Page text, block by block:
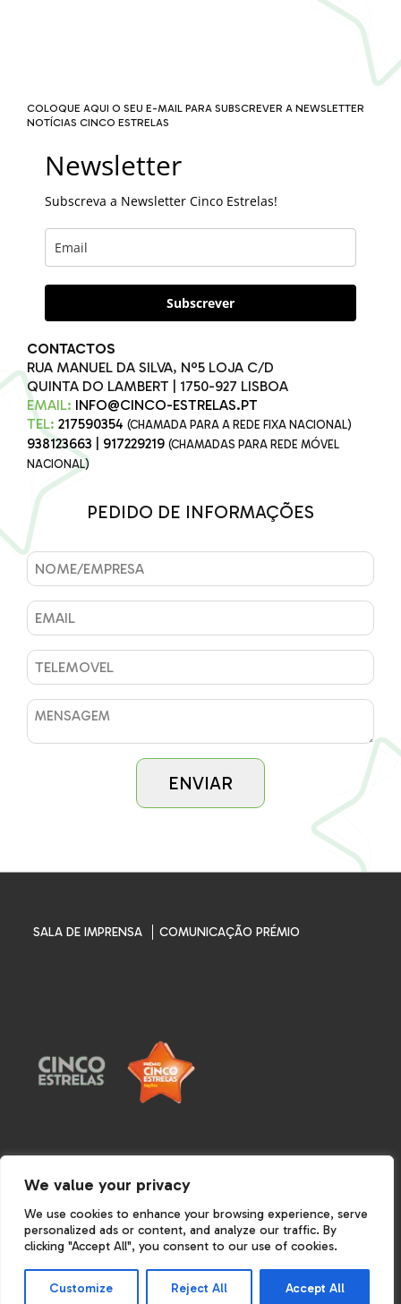
We value your privacy
We use cookies to enhance your browsing experience, serve
personalized ads or content, and analyze our traffic. By
clicking "Accept All", you consent to our use of cookies.
Customize Reject All Accept All
COLOQUE AQUI O SEU E-MAIL PARA SUBSCREVER A NEWSLETTER
NOTÍCIAS CINCO ESTRELAS
Newsletter
Subscreva a Newsletter Cinco Estrelas!
Subscrever
CONTACTOS
RUA MANUEL DA SILVA, Nº5 LOJA C/D
QUINTA DO LAMBERT | 1750-927 LISBOA
EMAIL: INFO@CINCO-ESTRELAS.PT
TEL: 217590354 (CHAMADA PARA A REDE FIXA NACIONAL)
938123663 917229219 (CHAMADAS PARA REDE MÓVEL
NACIONAL)
PEDIDO DE INFORMAÇÕES
SALA DE IMPRENSA COMUNICAÇÃO PRÉMIO
TERMOS E CONDIÇÕES
POLÍTICA DE PRIVACIDADE
POLÍTICA DE COOKIES
©Cinco-estrelas 2026. All Rights Reserved.